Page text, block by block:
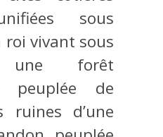
sous
roi vivant sous
forêt
peuplée de
ruines d’une